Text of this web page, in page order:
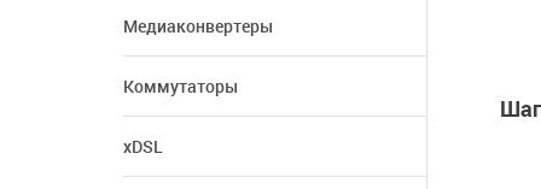
Медиаконвертеры
Коммутаторы
xDSL